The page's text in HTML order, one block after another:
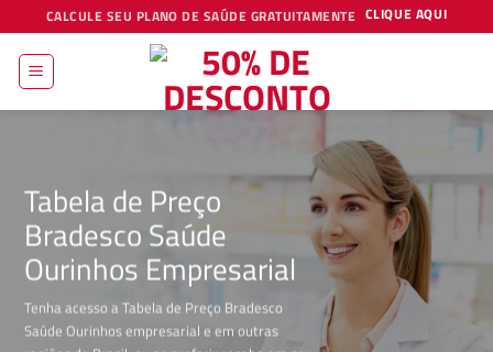
to
content
CALCULE SEU PLANO DE SAÚDE GRATUITAMENTE CLIQUE AQUI
Tabela de Preço
Bradesco Saúde
Ourinhos Empresarial
Tenha acesso a Tabela de Preço Bradesco
Saúde Ourinhos empresarial e em outras